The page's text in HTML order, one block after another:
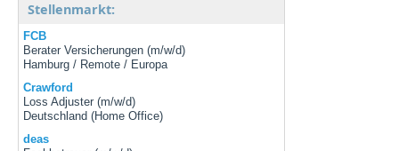
Stellenmarkt:
FCB
Berater Versicherungen (m/w/d)
Hamburg / Remote / Europa
Crawford
Loss Adjuster (m/w/d)
Deutschland (Home Office)
deas